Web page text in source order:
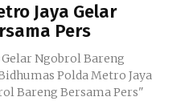
Jaya Gelar
Pers
Ngobrol Bareng
Bareng Bersama Pers"